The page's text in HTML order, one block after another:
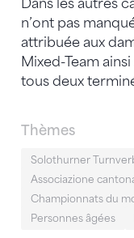
Dans les autres
n’ont pas
attribuée aux
Mixed-Team
tous deux
Thèmes
Solothurner
Associazione
Championnats du
Personnes âgées